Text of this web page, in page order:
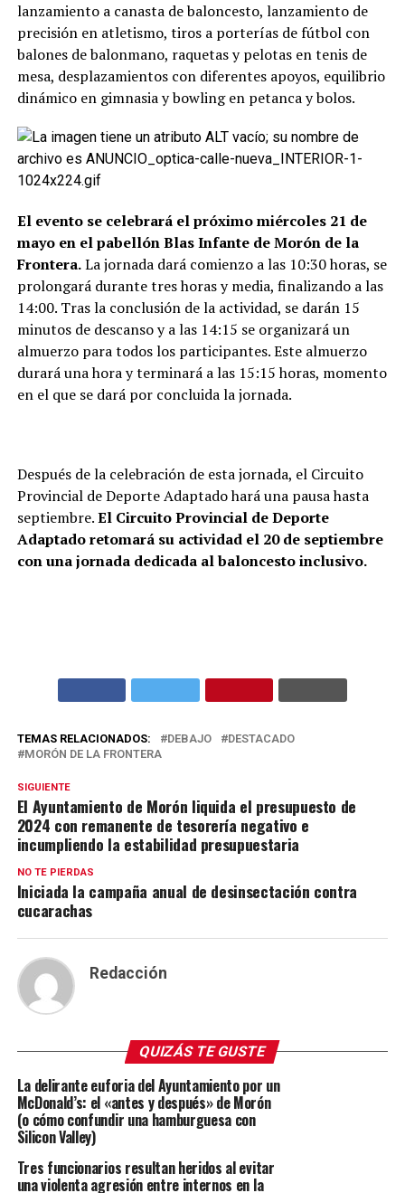
lanzamiento a canasta de baloncesto, lanzamiento de
precisión en atletismo, tiros a porterías de fútbol con
balones de balonmano, raquetas y pelotas en tenis de
mesa, desplazamientos con diferentes apoyos, equilibrio
dinámico en gimnasia y bowling en petanca y bolos.
El evento se celebrará el próximo miércoles 21 de
mayo en el pabellón Blas Infante de Morón de la
Frontera.La jornada dará comienzo a las 10:30 horas, se
prolongará durante tres horas y media, finalizando a las
14:00. Tras la conclusión de la actividad, se darán 15
minutos de descanso y a las 14:15 se organizará un
almuerzo para todos los participantes. Este almuerzo
durará una hora y terminará a las 15:15 horas, momento
en el que se dará por concluida la jornada.
Después de la celebración de esta jornada, el Circuito
Provincial de Deporte Adaptado hará una pausa hasta
septiembre.El Circuito Provincial de Deporte
Adaptado retomará su actividad el 20 de septiembre
con una jornada dedicada al baloncesto inclusivo.
TEMAS RELACIONADOS: DEBAJO
DESTACADO
MORÓN DE LA FRONTERA
SIGUIENTE
El Ayuntamiento de Morón liquida el presupuesto de
2024 con remanente de tesorería negativo e
incumpliendo la estabilidad presupuestaria
NO TE PIERDAS
Iniciada la campaña anual de desinsectación contra
cucarachas
Redacción
QUIZÁS TE GUSTE
La delirante euforia del Ayuntamiento por un
McDonald’s: el «antes y después» de Morón
(o cómo confundir una hamburguesa con
Silicon Valley)
Tres funcionarios resultan heridos al evitar
una violenta agresión entre internos en la